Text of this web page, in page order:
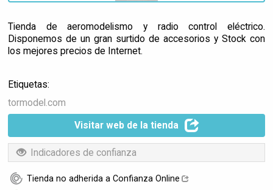
Tienda de aeromodelismo y radio control eléctrico.
Disponemos de un gran surtido de accesorios y Stock con
los mejores precios de Internet.
Etiquetas:
tormodel.com
Visitar web de la tienda
Indicadores de confianza
Tienda no adherida a Confianza Online